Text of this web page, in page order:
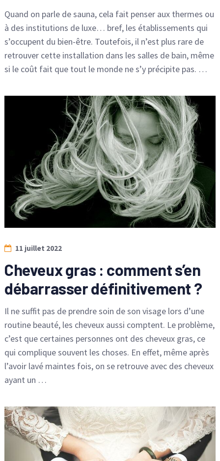
Quand on parle de sauna, cela fait penser aux thermes ou
à des institutions de luxe… bref, les établissements qui
s’occupent du bien-être. Toutefois, il n’est plus rare de
retrouver cette installation dans les salles de bain, même
si le coût fait que tout le monde ne s’y précipite pas. …
11 juillet 2022
Cheveux gras : comment s’en
débarrasser définitivement ?
Il ne suffit pas de prendre soin de son visage lors d’une
routine beauté, les cheveux aussi comptent. Le problème,
c’est que certaines personnes ont des cheveux gras, ce
qui complique souvent les choses. En effet, même après
l’avoir lavé maintes fois, on se retrouve avec des cheveux
ayant un …